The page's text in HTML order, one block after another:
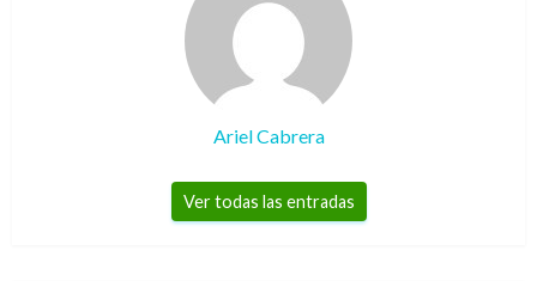
Ariel Cabrera
Ver todas las entradas